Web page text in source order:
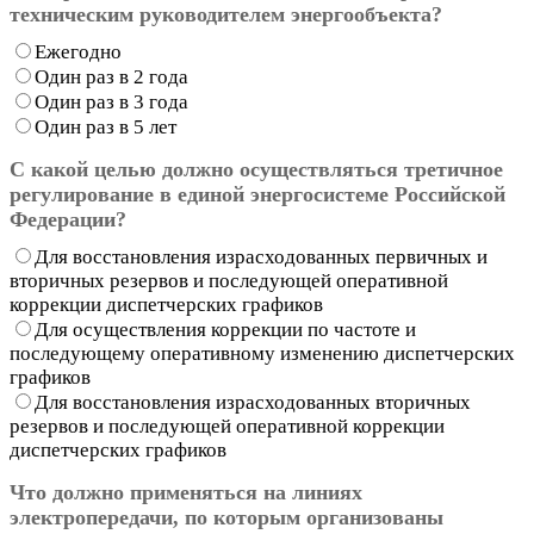
техническим руководителем энергообъекта?
Ежегодно
Один раз в 2 года
Один раз в 3 года
Один раз в 5 лет
С какой целью должно осуществляться третичное
регулирование в единой энергосистеме Российской
Федерации?
Для восстановления израсходованных первичных и
вторичных резервов и последующей оперативной
коррекции диспетчерских графиков
Для осуществления коррекции по частоте и
последующему оперативному изменению диспетчерских
графиков
Для восстановления израсходованных вторичных
резервов и последующей оперативной коррекции
диспетчерских графиков
Что должно применяться на линиях
электропередачи, по которым организованы